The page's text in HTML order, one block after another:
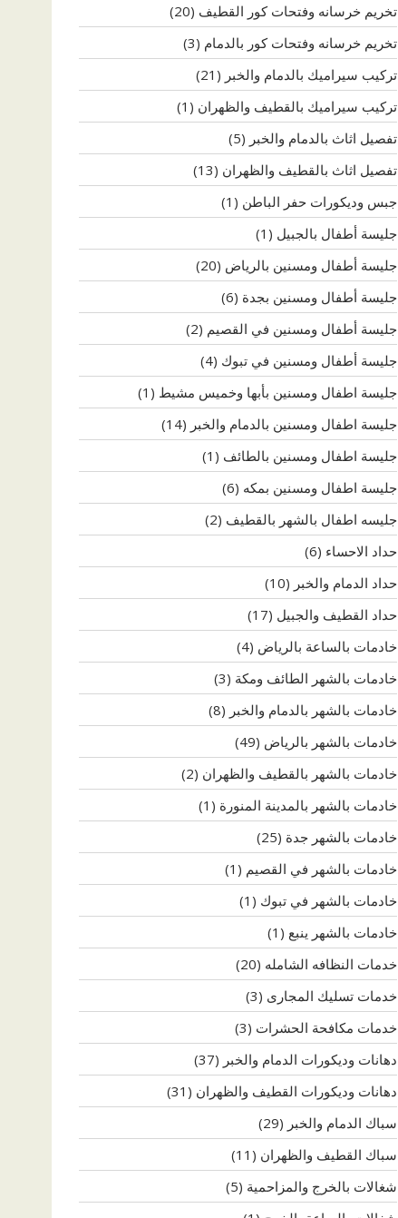
تخريم خرسانه وفتحات كور القطيف (20)
تخريم خرسانه وفتحات كور بالدمام (3)
تركيب سيراميك بالدمام والخبر (21)
تركيب سيراميك بالقطيف والظهران (1)
تفصيل اثاث بالدمام والخبر (5)
تفصيل اثاث بالقطيف والظهران (13)
جبس وديكورات حفر الباطن (1)
جليسة أطفال بالجبيل (1)
جليسة أطفال ومسنين بالرياض (20)
جليسة أطفال ومسنين بجدة (6)
جليسة أطفال ومسنين في القصيم (2)
جليسة أطفال ومسنين في تبوك (4)
جليسة اطفال ومسنين بأبها وخميس مشيط (1)
جليسة اطفال ومسنين بالدمام والخبر (14)
جليسة اطفال ومسنين بالطائف (1)
جليسة اطفال ومسنين بمكه (6)
جليسه اطفال بالشهر بالقطيف (2)
حداد الاحساء (6)
حداد الدمام والخبر (10)
حداد القطيف والجبيل (17)
خادمات بالساعة بالرياض (4)
خادمات بالشهر الطائف ومكة (3)
خادمات بالشهر بالدمام والخبر (8)
خادمات بالشهر بالرياض (49)
خادمات بالشهر بالقطيف والظهران (2)
خادمات بالشهر بالمدينة المنورة (1)
خادمات بالشهر جدة (25)
خادمات بالشهر في القصيم (1)
خادمات بالشهر في تبوك (1)
خادمات بالشهر ينبع (1)
خدمات النظافه الشامله (20)
خدمات تسليك المجارى (3)
خدمات مكافحة الحشرات (3)
دهانات وديكورات الدمام والخبر (37)
دهانات وديكورات القطيف والظهران (31)
سباك الدمام والخبر (29)
سباك القطيف والظهران (11)
شغالات بالخرج والمزاحمية (5)